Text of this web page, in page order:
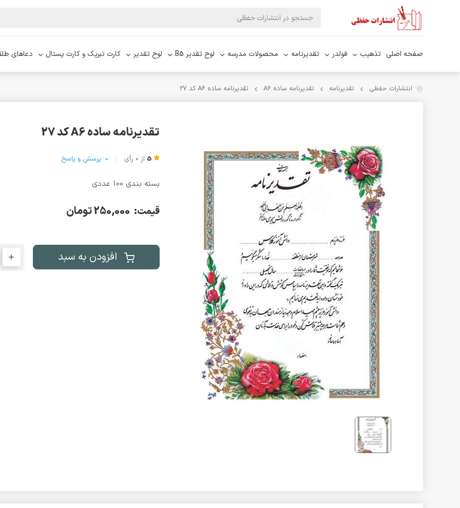
صفحه اصلی تذهیب فولدر تقدیرنامه محصولات مدرسه لوح تقدیر B5 لوح تقدیر کارت تبریک و کارت پستال دعاهای
انتشارات حفظی تقدیرنامه تقدیرنامه ساده A۶ تقدیرنامه ساده A6 کد 27
تقدیرنامه ساده A6 کد 27
5 از 0 رأی 0 پرسش و پاسخ
بسته بندی 100 عددی
قیمت: 250,000 تومان
افزودن به سبد